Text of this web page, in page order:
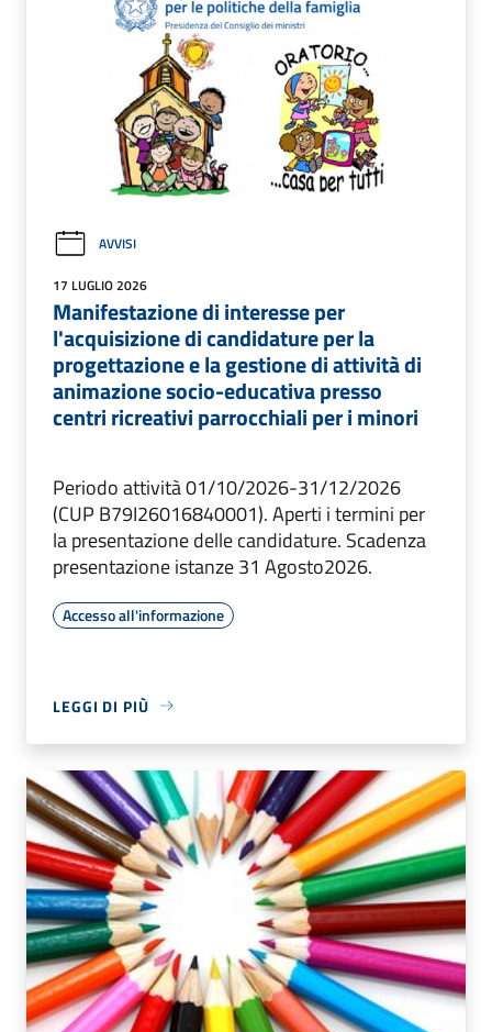
AVVISI
17 LUGLIO 2026
Manifestazione di interesse per
l'acquisizione di candidature per la
progettazione e la gestione di attività di
animazione socio-educativa presso
centri ricreativi parrocchiali per i minori
Periodo attività 01/10/2026-31/12/2026
(CUP B79I26016840001). Aperti i termini per
la presentazione delle candidature. Scadenza
presentazione istanze 31 Agosto2026.
Accesso all'informazione
LEGGI DI PIÙ